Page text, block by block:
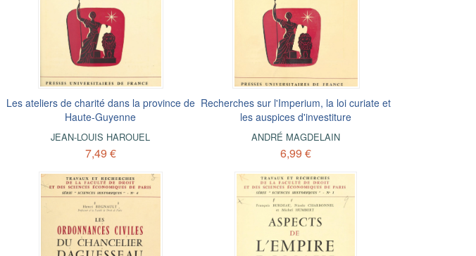
Les ateliers de charité dans la province de
Haute-Guyenne
JEAN-LOUIS HAROUEL
7,49 €
Recherches sur l'Imperium, la loi curiate et
les auspices d'investiture
ANDRÉ MAGDELAIN
6,99 €